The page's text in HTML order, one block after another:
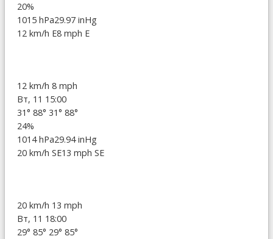
20%
1015 hPa29.97 inHg
12 km/h E8 mph E
12 km/h 8 mph
Вт, 11 15:00
31° 88° 31° 88°
24%
1014 hPa29.94 inHg
20 km/h SE13 mph SE
20 km/h 13 mph
Вт, 11 18:00
29° 85° 29° 85°